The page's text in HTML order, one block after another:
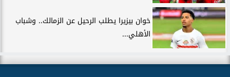
خوان بيزيرا يطلب الرحيل عن الزمالك.. وشباب
الأهلي...